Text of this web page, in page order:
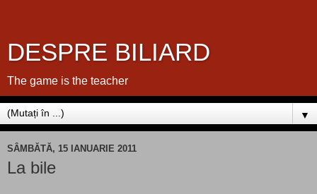
DESPRE BILIARD
The game is the teacher
▼
SÂMBĂTĂ, 15 IANUARIE 2011
La bile